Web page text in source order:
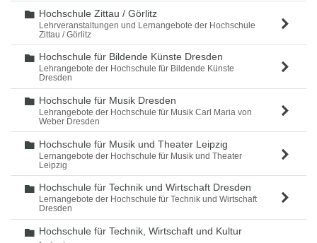
Ordner
Hochschule Zittau / Görlitz
Lehrveranstaltungen und Lernangebote der Hochschule
Zittau / Görlitz
Ordner
Hochschule für Bildende Künste Dresden
Lehrangebote der Hochschule für Bildende Künste
Dresden
Ordner
Hochschule für Musik Dresden
Lehrangebote der Hochschule für Musik Carl Maria von
Weber Dresden
Ordner
Hochschule für Musik und Theater Leipzig
Lernangebote der Hochschule für Musik und Theater
Leipzig
Ordner
Hochschule für Technik und Wirtschaft Dresden
Lernangebote der Hochschule für Technik und Wirtschaft
Dresden
Ordner
Hochschule für Technik, Wirtschaft und Kultur